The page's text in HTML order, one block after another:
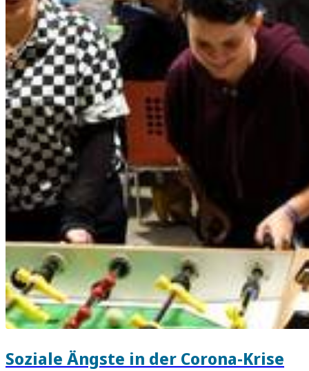
Soziale Ängste in der Corona-Krise